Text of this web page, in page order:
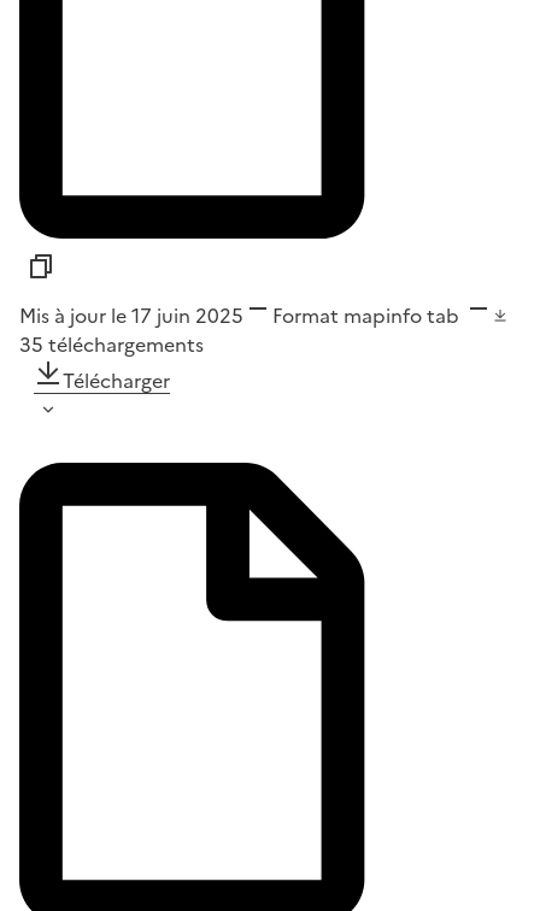
Mis à jour le 17 juin 2025 Format mapinfo tab
35 téléchargements
Télécharger